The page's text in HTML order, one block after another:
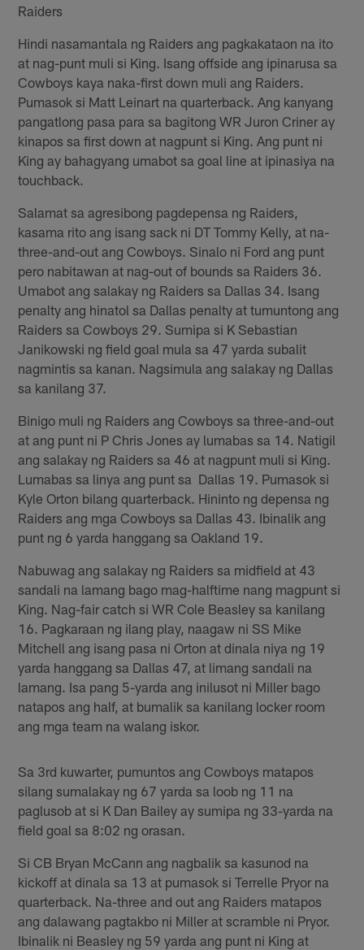
Raiders
Hindi nasamantala ng Raiders ang pagkakataon na ito
at nag-punt muli si King. Isang offside ang ipinarusa sa
Cowboys kaya naka-first down muli ang Raiders.
Pumasok si Matt Leinart na quarterback. Ang kanyang
pangatlong pasa para sa bagitong WR Juron Criner ay
kinapos sa first down at nagpunt si King. Ang punt ni
King ay bahagyang umabot sa goal line at ipinasiya na
touchback.
Salamat sa agresibong pagdepensa ng Raiders,
kasama rito ang isang sack ni DT Tommy Kelly, at na-
three-and-out ang Cowboys. Sinalo ni Ford ang punt
pero nabitawan at nag-out of bounds sa Raiders 36.
Umabot ang salakay ng Raiders sa Dallas 34. Isang
penalty ang hinatol sa Dallas penalty at tumuntong ang
Raiders sa Cowboys 29. Sumipa si K Sebastian
Janikowski ng field goal mula sa 47 yarda subalit
nagmintis sa kanan. Nagsimula ang salakay ng Dallas
sa kanilang 37.
Binigo muli ng Raiders ang Cowboys sa three-and-out
at ang punt ni P Chris Jones ay lumabas sa 14. Natigil
ang salakay ng Raiders sa 46 at nagpunt muli si King.
Lumabas sa linya ang punt sa Dallas 19. Pumasok si
Kyle Orton bilang quarterback. Hininto ng depensa ng
Raiders ang mga Cowboys sa Dallas 43. Ibinalik ang
punt ng 6 yarda hanggang sa Oakland 19.
Nabuwag ang salakay ng Raiders sa midfield at 43
sandali na lamang bago mag-halftime nang magpunt si
King. Nag-fair catch si WR Cole Beasley sa kanilang
16. Pagkaraan ng ilang play, naagaw ni SS Mike
Mitchell ang isang pasa ni Orton at dinala niya ng 19
yarda hanggang sa Dallas 47, at limang sandali na
lamang. Isa pang 5-yarda ang inilusot ni Miller bago
natapos ang half, at bumalik sa kanilang locker room
ang mga team na walang iskor.
Sa 3rd kuwarter, pumuntos ang Cowboys matapos
silang sumalakay ng 67 yarda sa loob ng 11 na
paglusob at si K Dan Bailey ay sumipa ng 33-yarda na
field goal sa 8:02 ng orasan.
Si CB Bryan McCann ang nagbalik sa kasunod na
kickoff at dinala sa 13 at pumasok si Terrelle Pryor na
quarterback. Na-three and out ang Raiders matapos
ang dalawang pagtakbo ni Miller at scramble ni Pryor.
Ibinalik ni Beasley ng 59 yarda ang punt ni King at